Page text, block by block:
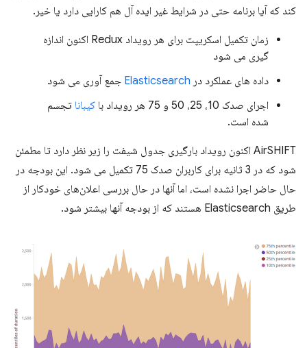
کند که آیا برنامه حتی در شرایط غیر ایده آل هم کارایی دارد یا خیر.
زمان تکمیل اسکریپت برای هر رویداد Redux اکنون اندازه
گیری می شود
داده های عملکرد در Elasticsearch جمع آوری می شود
اجرای صدک 10، 25، 50 و 75 هر رویداد با
کیبانا تجسم
شده است.
AirSHIFT اکنون رویداد بارگیری جدول شیفت را زیر نظر دارد تا مطمئن
شود که در 3 ثانیه برای کاربران صدک 75 تکمیل می شود. این بودجه در
حال حاضر اجرا نشده است، اما آنها در حال بررسی اعلان‌های خودکار از
طریق Elasticsearch هستند که از بودجه آنها بیشتر شود.